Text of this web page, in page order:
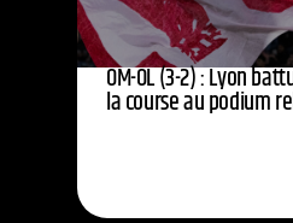
OM-OL (3-2) : Lyon
la course au podium